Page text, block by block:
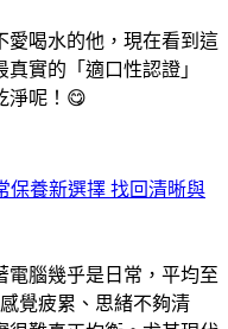
愛喝水的他，現在看到這
實的「適口性認證」
淨呢！😋
保養新選擇 找回清晰與
電腦幾乎是日常，平均至
覺疲累、思緒不夠清